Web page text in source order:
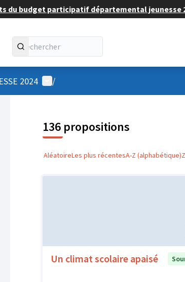
du budget participatif départemental jeunesse
2024 Menu utilisateur
/
136 propositions
AléatoireLes plus récentesA-Z (alphabétique)
Un climat scolaire apaisé